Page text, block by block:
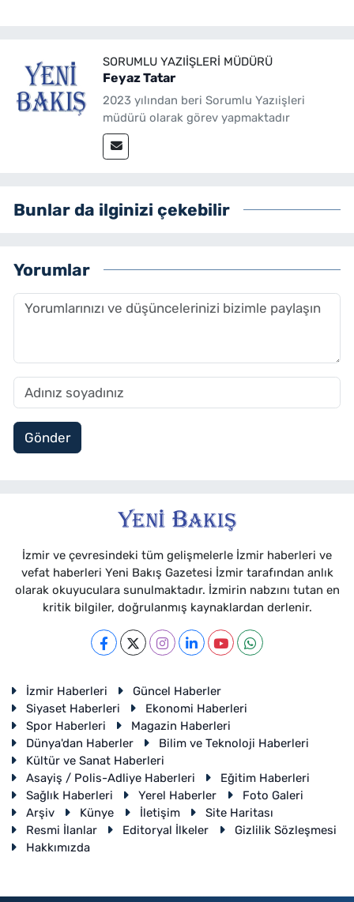
SORUMLU YAZIIŞLERI MÜDÜRÜ
Feyaz Tatar
2023 yılından beri Sorumlu Yazıişleri
müdürü olarak görev yapmaktadır
Bunlar da ilginizi çekebilir
Yorumlar
Gönder
İzmir ve çevresindeki tüm gelişmelerle İzmir haberleri ve
vefat haberleri Yeni Bakış Gazetesi İzmir tarafından anlık
olarak okuyuculara sunulmaktadır. İzmirin nabzını tutan en
kritik bilgiler, doğrulanmış kaynaklardan derlenir.
İzmir Haberleri
Güncel Haberler
Siyaset Haberleri
Ekonomi Haberleri
Spor Haberleri
Magazin Haberleri
Dünya'dan Haberler
Bilim ve Teknoloji Haberleri
Kültür ve Sanat Haberleri
Asayiş / Polis-Adliye Haberleri
Eğitim Haberleri
Sağlık Haberleri
Yerel Haberler
Foto Galeri
Arşiv
Künye İletişim
Site Haritası
Resmi İlanlar
Editoryal İlkeler
Gizlilik Sözleşmesi
Hakkımızda